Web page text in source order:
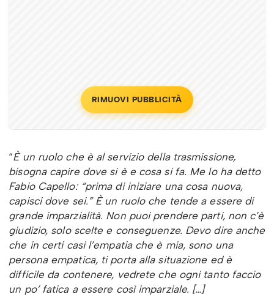
RIMUOVI PUBBLICITÀ
“È un ruolo che è al servizio della trasmissione,
bisogna capire dove si è e cosa si fa. Me lo ha detto
Fabio Capello: “prima di iniziare una cosa nuova,
capisci dove sei.” È un ruolo che tende a essere di
grande imparzialità. Non puoi prendere parti, non c’è
giudizio, solo scelte e conseguenze. Devo dire anche
che in certi casi l’empatia che è mia, sono una
persona empatica, ti porta alla situazione ed è
difficile da contenere, vedrete che ogni tanto faccio
un po’ fatica a essere così imparziale. […]